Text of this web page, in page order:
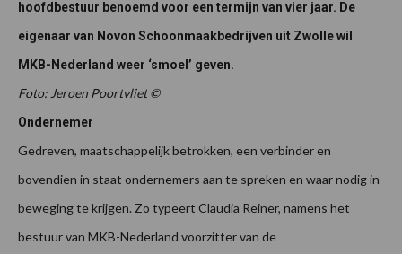
hoofdbestuur benoemd voor een termijn van vier jaar. De
eigenaar van Novon Schoonmaakbedrijven uit Zwolle wil
MKB-Nederland weer ‘smoel’ geven.
Foto: Jeroen Poortvliet ©
Ondernemer
Gedreven, maatschappelijk betrokken, een verbinder en
bovendien in staat ondernemers aan te spreken en waar nodig in
beweging te krijgen. Zo typeert Claudia Reiner, namens het
bestuur van MKB-Nederland voorzitter van de